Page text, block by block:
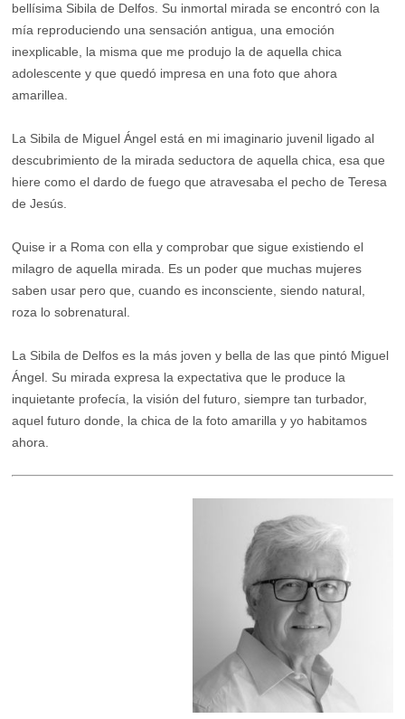
bellísima Sibila de Delfos. Su inmortal mirada se encontró con la
mía reproduciendo una sensación antigua, una emoción
inexplicable, la misma que me produjo la de aquella chica
adolescente y que quedó impresa en una foto que ahora
amarillea.
La Sibila de Miguel Ángel está en mi imaginario juvenil ligado al
descubrimiento de la mirada seductora de aquella chica, esa que
hiere como el dardo de fuego que atravesaba el pecho de Teresa
de Jesús.
Quise ir a Roma con ella y comprobar que sigue existiendo el
milagro de aquella mirada. Es un poder que muchas mujeres
saben usar pero que, cuando es inconsciente, siendo natural,
roza lo sobrenatural.
La Sibila de Delfos es la más joven y bella de las que pintó Miguel
Ángel. Su mirada expresa la expectativa que le produce la
inquietante profecía, la visión del futuro, siempre tan turbador,
aquel futuro donde, la chica de la foto amarilla y yo habitamos
ahora.